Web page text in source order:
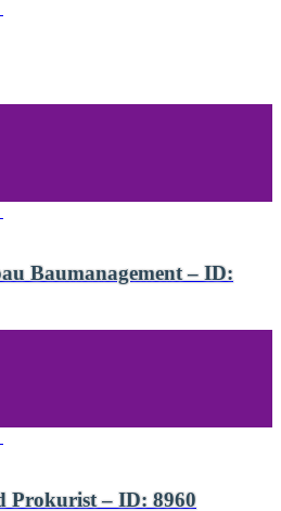
Baumanagement – ID:
Prokurist – ID: 8960